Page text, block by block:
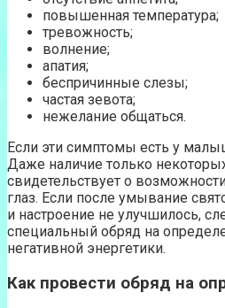
повышенная температура;
тревожность;
волнение;
апатия;
беспричинные слезы;
частая зевота;
нежелание общаться.
Если эти симптомы есть у
Даже наличие только
свидетельствует о
глаз. Если после умывание
и настроение не улучшилось,
специальный обряд на
негативной энергетики.
Как провести обряд на